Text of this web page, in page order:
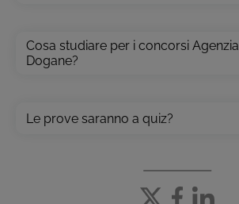
Cosa studiare per i concorsi Agenzia
Dogane?
Le prove saranno a quiz?